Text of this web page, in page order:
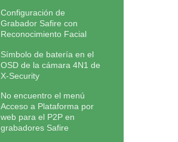
Configuración de
Grabador Safire con
Reconocimiento Facial
Símbolo de batería en el
OSD de la cámara 4N1 de
X-Security
No encuentro el menú
Acceso a Plataforma por
web para el P2P en
grabadores Safire